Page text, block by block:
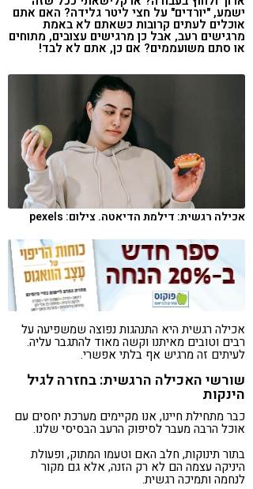
קורונה
טבעונות
ישמע, "יורדים" על חצי ליטר גלידה? האם אתם
אוכלים לעתים קרובות כשאתם לא באמת
מרגישים רעב, אבל כן מרגישים עצובים, מתוחים
או סתם משועממים? אם כן, אתם לא לבד!
אכילה רגשית: דילמת הדיאטה. צילום: pexels
אכילה רגשית היא התנהגות נפוצה שמשפיעה על
רבים וטובים מאיתנו וקשה מאוד להתגבר עליה.
לעיתים זה מרגיש אף בלתי אפשרי.
שורשי האכילה הרגשית: בחזרה לגיל
הינקות
כבר מתחילת חיינו, אנו מקיימים מערכת יחסים עם
אוכל הרבה מעבר לסיפוק הרעב הבסיסי שלנו.
בתור תינוקות, חלב האם וטעמו המתוק, ופעולת
היניקה עצמה הם לא רק הזנה, אלא גם מקור
לנחמה ותמיכה רגשית.